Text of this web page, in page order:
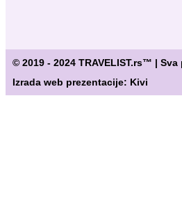
© 2019 - 2024 TRAVELIST.rs™ | Sva
Izrada web prezentacije: Kivi